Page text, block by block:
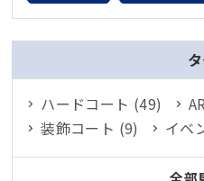
ハードコート (49)
装飾コート (9)
イベ